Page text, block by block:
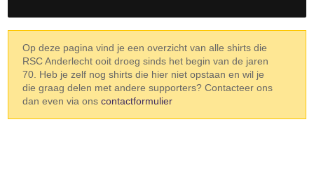
Op deze pagina vind je een overzicht van alle shirts die
RSC Anderlecht ooit droeg sinds het begin van de jaren
70. Heb je zelf nog shirts die hier niet opstaan en wil je
die graag delen met andere supporters? Contacteer ons
dan even via onscontactformulier